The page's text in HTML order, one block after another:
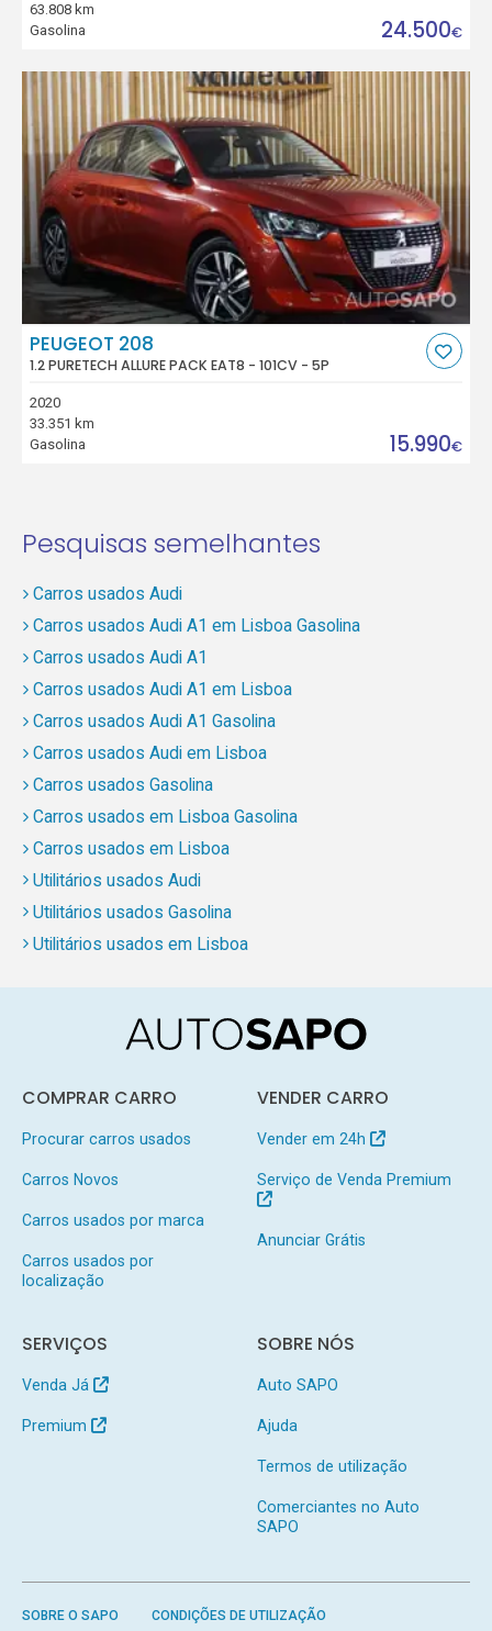
63.808 km
Gasolina
24.500€
PEUGEOT 208
1.2 PURETECH ALLURE PACK EAT8 - 101CV - 5P
2020
33.351 km
Gasolina
15.990€
Pesquisas semelhantes
Carros usados Audi
Carros usados Audi A1 em Lisboa Gasolina
Carros usados Audi A1
Carros usados Audi A1 em Lisboa
Carros usados Audi A1 Gasolina
Carros usados Audi em Lisboa
Carros usados Gasolina
Carros usados em Lisboa Gasolina
Carros usados em Lisboa
Utilitários usados Audi
Utilitários usados Gasolina
Utilitários usados em Lisboa
COMPRAR CARRO
Procurar carros usados
Carros Novos
Carros usados por marca
Carros usados por
localização
VENDER CARRO
Vender em 24h
Serviço de Venda Premium
Anunciar Grátis
SERVIÇOS
Venda Já
Premium
SOBRE NÓS
Auto SAPO
Ajuda
Termos de utilização
Comerciantes no Auto
SAPO
SOBRE O SAPO CONDIÇÕES DE UTILIZAÇÃO